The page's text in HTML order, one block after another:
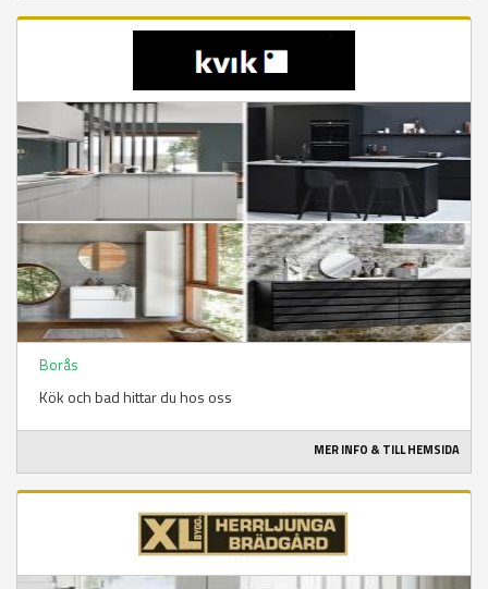
Borås
Kök och bad hittar du hos oss
MER INFO & TILL HEMSIDA